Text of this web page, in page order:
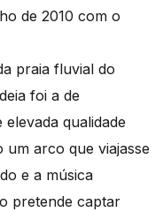
de 2010 com o
praia fluvial do
foi a de
qualidade
um arco que viajasse
e a música
pretende captar